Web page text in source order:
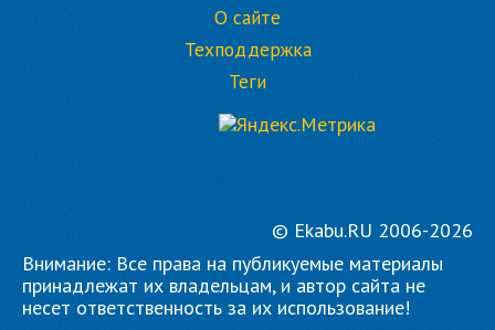
О сайте
Техподдержка
Теги
© Ekabu.RU 2006-2026
Внимание: Все права на публикуемые материалы
принадлежат их владельцам, и автор сайта не
несет ответственность за их использование!